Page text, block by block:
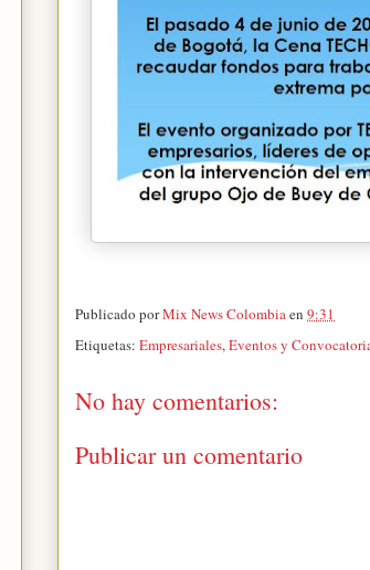
Publicado porMix News Colombiaen 9:31
Etiquetas: Empresariales,Eventos y
No hay comentarios:
Publicar un comentario